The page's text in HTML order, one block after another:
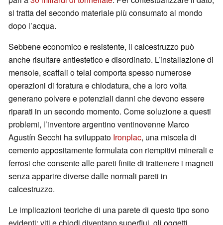
si tratta del secondo materiale più consumato al mondo
dopo l’acqua.
Sebbene economico e resistente, il calcestruzzo può
anche risultare antiestetico e disordinato. L’installazione di
mensole, scaffali o telai comporta spesso numerose
operazioni di foratura e chiodatura, che a loro volta
generano polvere e potenziali danni che devono essere
riparati in un secondo momento. Come soluzione a questi
problemi, l’inventore argentino ventinovenne Marco
Agustín Secchi ha sviluppato Ironplac, una miscela di
cemento appositamente formulata con riempitivi minerali e
ferrosi che consente alle pareti finite di trattenere i magneti
senza apparire diverse dalle normali pareti in
calcestruzzo.
Le implicazioni teoriche di una parete di questo tipo sono